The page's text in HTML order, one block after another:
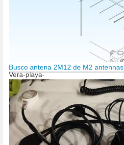
Busco antena 2M12 de M2 antennas
Vera-playa-